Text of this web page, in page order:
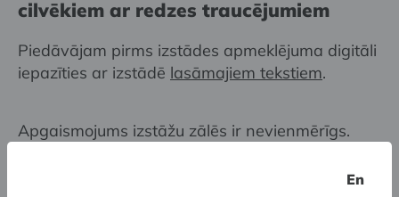
cilvēkiem ar redzes traucējumiem
Piedāvājam pirms izstādes apmeklējuma digitāli
iepazīties ar izstādē lasāmajiem tekstiem.
Apgaismojums izstāžu zālēs ir nevienmērīgs.
En